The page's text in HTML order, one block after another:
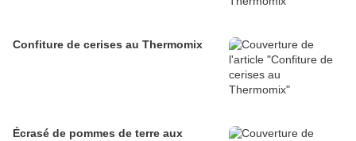
Confiture de cerises au Thermomix
Écrasé de pommes de terre aux